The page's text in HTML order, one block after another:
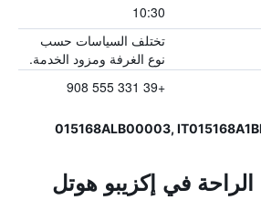
10:30
تختلف السياسات حسب
نوع الغرفة ومزود الخدمة.
+39 331 555 908
الراحة في إكزيبو هوتل